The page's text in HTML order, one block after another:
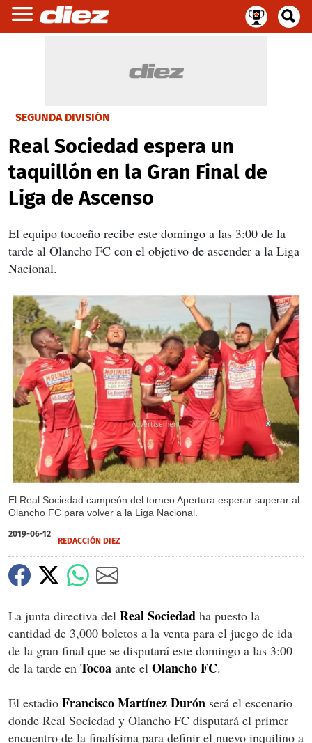
SEGUNDA DIVISIÓN
Real Sociedad espera un
taquillón en la Gran Final de
Liga de Ascenso
El equipo tocoeño recibe este domingo a las 3:00 de la
tarde al Olancho FC con el objetivo de ascender a la Liga
Nacional.
El Real Sociedad campeón del torneo Apertura esperar superar al
Olancho FC para volver a la Liga Nacional.
X
X
2019-06-12
REDACCIÓN DIEZ
La junta directiva del Real Sociedad ha puesto la
cantidad de 3,000 boletos a la venta para el juego de ida
de la gran final que se disputará este domingo a las 3:00
de la tarde en Tocoa ante el Olancho FC.
El estadio Francisco Martínez Durón será el escenario
donde Real Sociedad y Olancho FC disputará el primer
encuentro de la finalísima para definir el nuevo inquilino a